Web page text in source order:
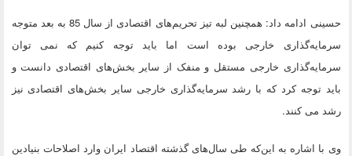
حسینی ادامه داد: همچنین لبه تیز تحریم‌های اقتصادی از سال 85 به بعد متوجه
سرمایه‌گذاری خارجی بوده است اما باید توجه کنیم که نمی توان
سرمایه‌گذاری خارجی مستقل و منفک از سایر بخش‌های اقتصادی دانست و
باید توجه کرد که با رشد سرمایه‌گذاری خارجی سایر بخش‌های اقتصادی نیز
رشد می کنند.
وی با اشاره به این‌که طی سال‌های گذشته اقتصاد ایران وارد اصلاحات بنیادین